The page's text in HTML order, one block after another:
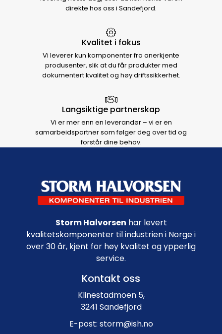
direkte hos oss i Sandefjord.
Kvalitet i fokus
Vi leverer kun komponenter fra anerkjente
produsenter, slik at du får produkter med
dokumentert kvalitet og høy driftssikkerhet.
Langsiktige partnerskap
Vi er mer enn en leverandør – vi er en
samarbeidspartner som følger deg over tid og
forstår dine behov.
Footer navigation
Storm Halvorsen har levert
kvalitetskomponenter til industrien i Norge i
over 30 år, kjent for høy kvalitet og ypperlig
service.
Kontakt oss
Klinestadmoen 5,
3241 Sandefjord
E-post: storm@ish.no